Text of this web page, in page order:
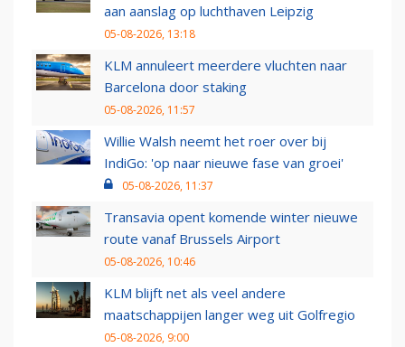
aan aanslag op luchthaven Leipzig
05-08-2026, 13:18
KLM annuleert meerdere vluchten naar
Barcelona door staking
05-08-2026, 11:57
Willie Walsh neemt het roer over bij
IndiGo: 'op naar nieuwe fase van groei'
05-08-2026, 11:37
Transavia opent komende winter nieuwe
route vanaf Brussels Airport
05-08-2026, 10:46
KLM blijft net als veel andere
maatschappijen langer weg uit Golfregio
05-08-2026, 9:00